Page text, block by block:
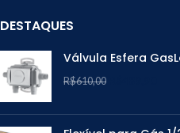
DESTAQUES
Válvula Esfera
R$610,00